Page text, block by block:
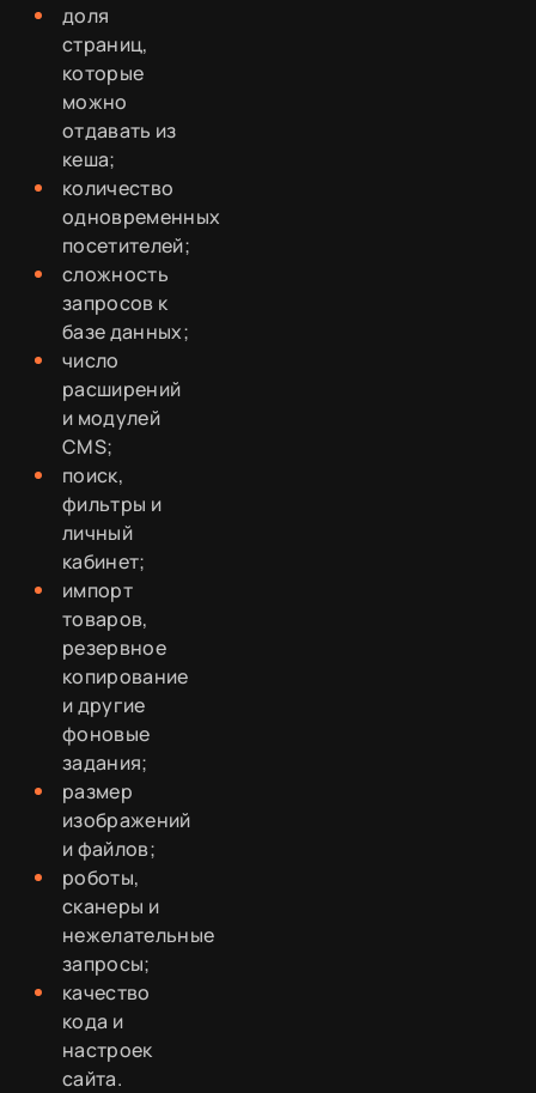
доля
страниц,
которые
можно
отдавать из
кеша;
количество
одновременных
посетителей;
сложность
запросов к
базе данных;
число
расширений
и модулей
CMS;
поиск,
фильтры и
личный
кабинет;
импорт
товаров,
резервное
копирование
и другие
фоновые
задания;
размер
изображений
и файлов;
роботы,
сканеры и
нежелательные
запросы;
качество
кода и
настроек
сайта.